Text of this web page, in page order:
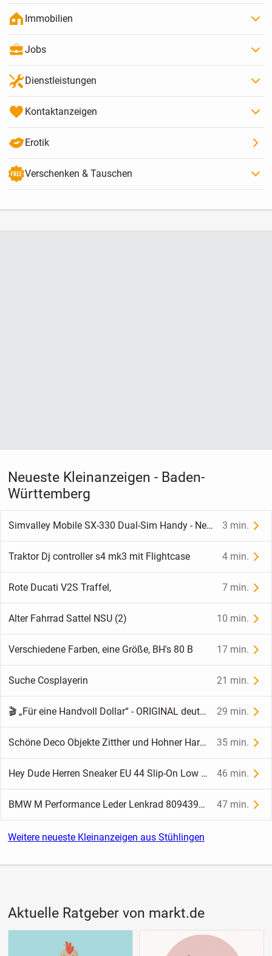
Immobilien
Jobs
Dienstleistungen
Kontaktanzeigen
Erotik
Verschenken & Tauschen
Neueste Kleinanzeigen - Baden-
Württemberg
Simvalley Mobile SX-330 Dual-Sim Handy - Neu & OVP + Zubehör 3 min.
Traktor Dj controller s4 mk3 mit Flightcase 4 min.
Rote Ducati V2S Traffel, 7 min.
Alter Fahrrad Sattel NSU (2) 10 min.
Verschiedene Farben, eine Größe, BH's 80 B 17 min.
Suche Cosplayerin 21 min.
🎬 „Für eine Handvoll Dollar“ - ORIGINAL deutsches Kinoplakat – (1978) 🎬 29 min.
Schöne Deco Objekte Zitther und Hohner Harmonika. 35 min.
Hey Dude Herren Sneaker EU 44 Slip-On Low Top dunkelblau Freizeit Sportschuh 46 min.
BMW M Performance Leder Lenkrad 8094391 F90 M5 M8 F91/F92 M8 47 min.
Weitere neueste Kleinanzeigen aus Stühlingen
Aktuelle Ratgeber von markt.de